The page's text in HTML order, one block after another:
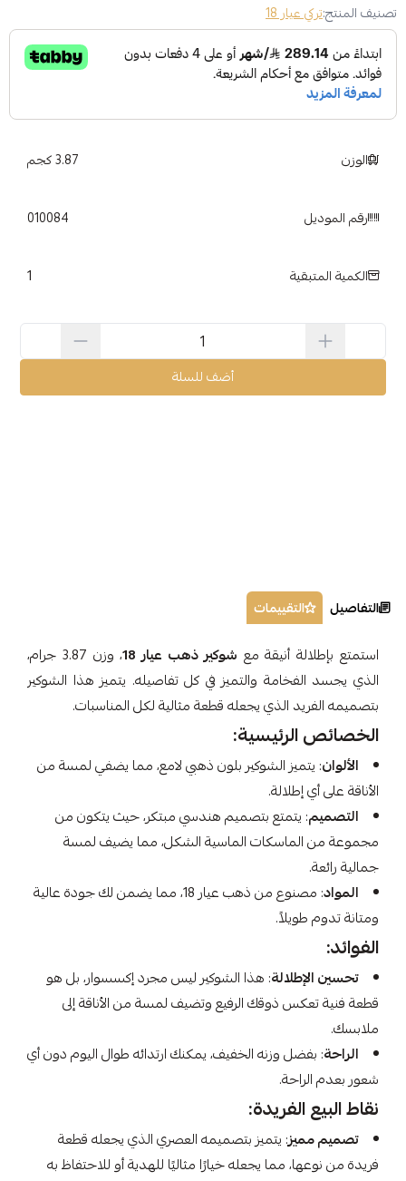
تصنيف المنتج:تركي عيار 18
الوزن 3.87 كجم
رقم الموديل 010084
الكمية المتبقية 1
أضف للسلة
التفاصيل التقييمات
استمتع بإطلالة أنيقة مع شوكير ذهب عيار 18
، وزن 3.87 جرام،
الذي يجسد الفخامة والتميز في كل تفاصيله. يتميز هذا الشوكير
بتصميمه الفريد الذي يجعله قطعة مثالية لكل المناسبات.
الخصائص الرئيسية:
الألوان: يتميز الشوكير بلون ذهبي لامع، مما يضفي لمسة من
الأناقة على أي إطلالة.
التصميم: يتمتع بتصميم هندسي مبتكر، حيث يتكون من
مجموعة من الماسكات الماسية الشكل، مما يضيف لمسة
جمالية رائعة.
المواد
: مصنوع من ذهب عيار 18، مما يضمن لك جودة عالية
ومتانة تدوم طويلاً.
الفوائد:
تحسين الإطلالة: هذا الشوكير ليس مجرد إكسسوار، بل هو
قطعة فنية تعكس ذوقك الرفيع وتضيف لمسة من الأناقة إلى
ملابسك.
الراحة: بفضل وزنه الخفيف، يمكنك ارتدائه طوال اليوم دون أي
شعور بعدم الراحة.
نقاط البيع الفريدة:
تصميم مميز: يتميز بتصميمه العصري الذي يجعله قطعة
فريدة من نوعها، مما يجعله خيارًا مثاليًا للهدية أو للاحتفاظ به